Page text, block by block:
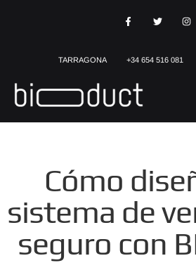
TARRAGONA +34 654 516 081
Cómo
sistema de
seguro con